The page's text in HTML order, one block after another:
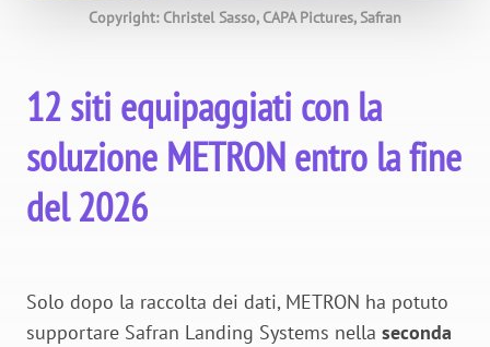
Copyright: Christel Sasso, CAPA Pictures, Safran
12 siti equipaggiati con la
soluzione METRON entro la fine
del 2026
Solo dopo la raccolta dei dati, METRON ha potuto
supportare Safran Landing Systems nella seconda